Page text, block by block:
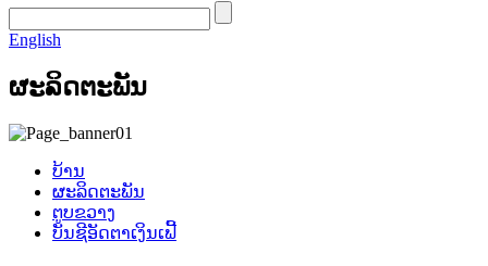
English
ຜະລິດຕະພັນ
ບ້ານ
ຜະລິດຕະພັນ
ຕູບຂວາງ
ບັນຊີອັດຕາເງິນເຟີ້